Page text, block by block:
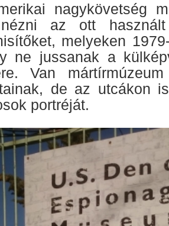
nagykövetség
az ott használt
melyeken
ne jussanak a
Van
de az utcákon
portréját.